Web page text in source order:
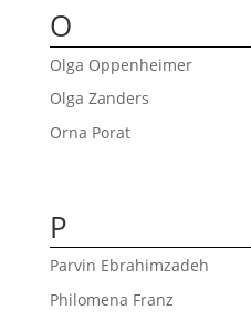
O
Olga Oppenheimer
Olga Zanders
Orna Porat
P
Parvin Ebrahimzadeh
Philomena Franz